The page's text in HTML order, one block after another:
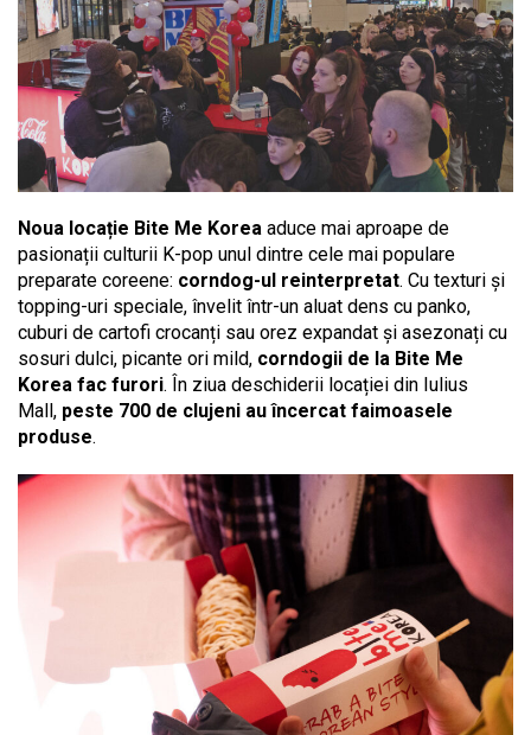
Noua locație Bite Me Korea aduce mai aproape de
pasionații culturii K-pop unul dintre cele mai populare
preparate coreene: corndog-ul reinterpretat. Cu texturi și
topping-uri speciale, învelit într-un aluat dens cu panko,
cuburi de cartofi crocanți sau orez expandat și asezonați cu
sosuri dulci, picante ori mild, corndogii de la Bite Me
Korea fac furori. În ziua deschiderii locației din Iulius
Mall, peste 700 de clujeni au încercat faimoasele
produse.